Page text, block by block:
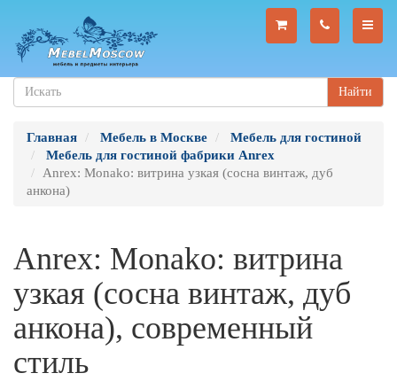
Найти
Главная Мебель в Москве
Мебель для гостиной
Мебель для гостиной фабрики Anrex
Anrex: Monako: витрина узкая (сосна винтаж, дуб
анкона)
Anrex: Monako: витрина
узкая (сосна винтаж, дуб
анкона), современный
стиль